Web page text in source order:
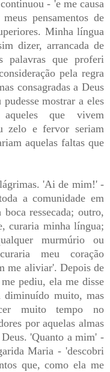
- 'e me causa
pensamentos de
Minha língua
dizer, arrancada de
palavras que proferi
pela regra
consagradas a Deus
mostrar a eles
que vivem
zelo e fervor seriam
aquelas faltas que
'Ai de mim!' -
a comunidade em
ressecada; outro,
curaria minha língua;
murmúrio ou
meu coração
me aliviar'. Depois de
pediu, ela me disse
diminuído muito, mas
muito tempo no
por aquelas almas
'Quanto a mim' -
Maria - 'descobri
que, como ela me